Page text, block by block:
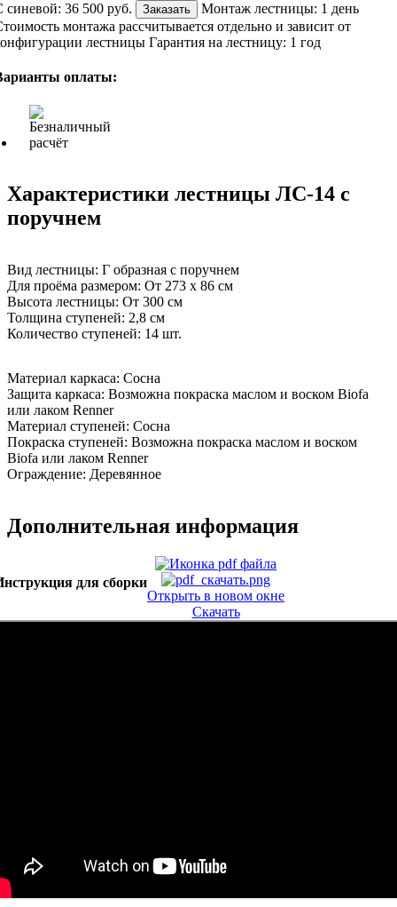
синевой: 36 500 руб. Заказать Монтаж лестницы: 1 день
монтажа рассчитывается отдельно и зависит от
лестницы Гарантия на лестницу: 1 год
оплаты:
Характеристики лестницы ЛС-14 с
поручнем
Вид лестницы: Г образная с поручнем
Для проёма размером: От 273 х 86 см
Высота лестницы: От 300 см
Толщина ступеней: 2,8 см
Количество ступеней: 14 шт.
Материал каркаса: Сосна
Защита каркаса: Возможна покраска маслом и воском Biofa
или лаком Renner
Материал ступеней: Сосна
Покраска ступеней: Возможна покраска маслом и воском
Biofa или лаком Renner
Ограждение: Деревянное
Дополнительная информация
для сборки
Открыть в новом окне
Скачать